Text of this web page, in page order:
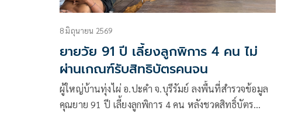
8 มิถุนายน 2569
ยายวัย 91 ปี เลี้ยงลูกพิการ 4 คน ไม่
ผ่านเกณฑ์รับสิทธิบัตรคนจน
ผู้ใหญ่บ้านทุ่งไผ่ อ.ปะคำ จ.บุรีรัมย์ ลงพื้นที่สำรวจข้อมูล
คุณยาย 91 ปี เลี้ยงลูกพิการ 4 คน หลังชวดสิทธิ์บัตร